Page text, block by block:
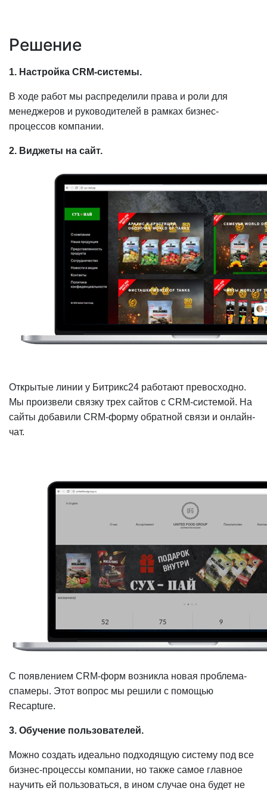
Решение
1. Настройка CRM-системы.
В ходе работ мы распределили права и роли для
менеджеров и руководителей в рамках бизнес-
процессов компании.
2. Виджеты на сайт.
Открытые линии у Битрикс24 работают превосходно.
Мы произвели связку трех сайтов с CRM-системой. На
сайты добавили CRM-форму обратной связи и онлайн-
чат.
С появлением CRM-форм возникла новая проблема-
спамеры. Этот вопрос мы решили с помощью
Recapture.
3. Обучение пользователей.
Можно создать идеально подходящую систему под все
бизнес-процессы компании, но также самое главное
научить ей пользоваться, в ином случае она будет не